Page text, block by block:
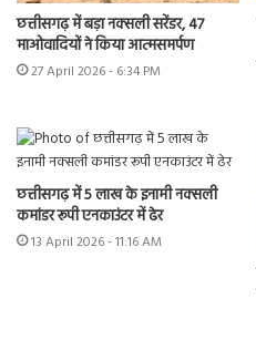
छत्तीसगढ़ में बड़ा नक्सली सरेंडर, 47
माओवादियों ने किया आत्मसमर्पण
27 April 2026 - 6:34 PM
छत्तीसगढ़ में 5 लाख के इनामी नक्सली
कमांडर रूपी एनकाउंटर में ढेर
13 April 2026 - 11:16 AM